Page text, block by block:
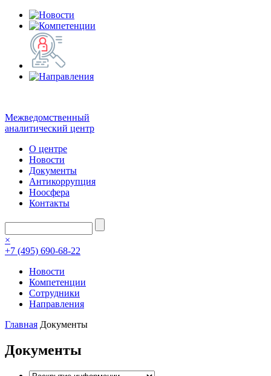
Межведомственный
аналитический центр
О центре
Новости
Документы
Антикоррупция
Ноосфера
Контакты
×
+7 (495) 690-68-22
Новости
Компетенции
Сотрудники
Направления
Главная Документы
Документы